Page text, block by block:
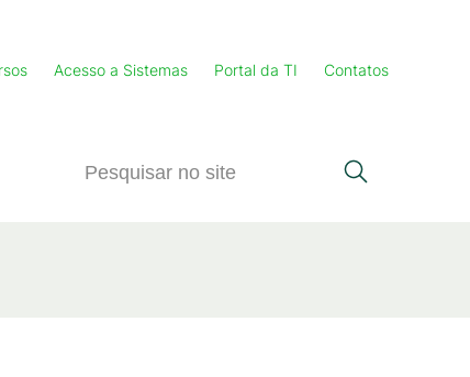
Acesso a Sistemas Portal da TI Contatos